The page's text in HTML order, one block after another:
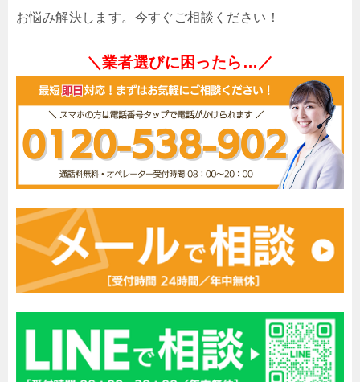
お悩み解決します。今すぐご相談ください！
＼業者選びに困ったら…／